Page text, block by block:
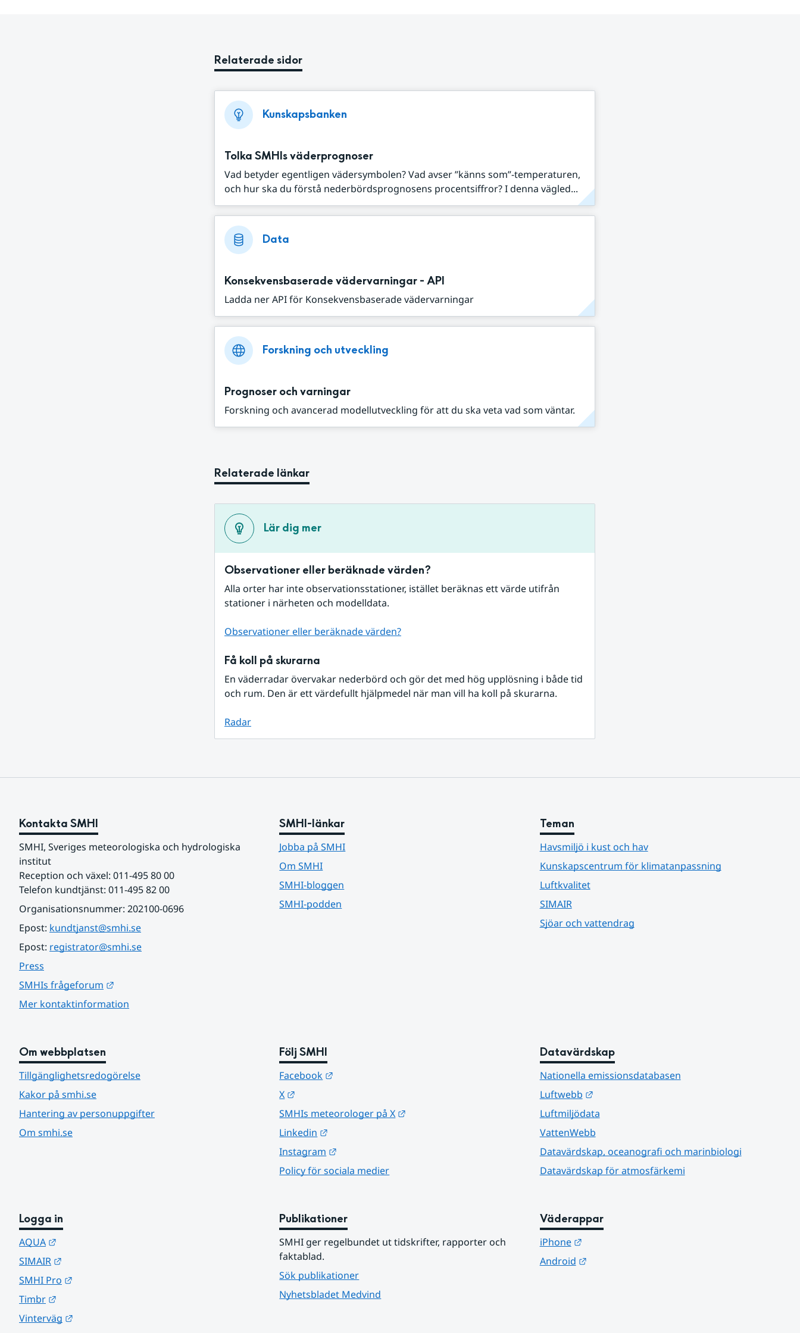
Relaterade sidor
Kunskapsbanken
Tolka SMHIs väderprognoser
Vad betyder egentligen vädersymbolen? Vad avser ”känns som”-temperaturen,
och hur ska du förstå nederbördsprognosens procentsiffror? I denna vägled...
Data
Konsekvensbaserade vädervarningar - API
Ladda ner API för Konsekvensbaserade vädervarningar
Forskning och utveckling
Prognoser och varningar
Forskning och avancerad modellutveckling för att du ska veta vad som väntar.
Relaterade länkar
Lär dig mer
Observationer eller beräknade värden?
Alla orter har inte observationsstationer, istället beräknas ett värde utifrån
stationer i närheten och modelldata.
Observationer eller beräknade värden?
Få koll på skurarna
En väderradar övervakar nederbörd och gör det med hög upplösning i både tid
och rum. Den är ett värdefullt hjälpmedel när man vill ha koll på skurarna.
Radar
Kontakta SMHI
SMHI, Sveriges meteorologiska och hydrologiska
institut
Reception och växel: 011-495 80 00
Telefon kundtjänst: 011-495 82 00
Organisationsnummer: 202100-0696
Epost: kundtjanst@smhi.se
Epost: registrator@smhi.se
Press
SMHIs frågeforum
Mer kontaktinformation
SMHI-länkar
Jobba på SMHI
Om SMHI
SMHI-bloggen
SMHI-podden
Teman
Havsmiljö i kust och hav
Kunskapscentrum för klimatanpassning
Luftkvalitet
SIMAIR
Sjöar och vattendrag
Om webbplatsen
Tillgänglighetsredogörelse
Kakor på smhi.se
Hantering av personuppgifter
Om smhi.se
Följ SMHI
Facebook
X
SMHIs meteorologer på X
Linkedin
Instagram
Policy för sociala medier
Datavärdskap
Nationella emissionsdatabasen
Luftwebb
Länk till annan webbplats.
Luftmiljödata
VattenWebb
Datavärdskap, oceanografi och marinbiologi
Datavärdskap för atmosfärkemi
Logga in
AQUA
SIMAIR
SMHI Pro
Timbr
Vinterväg
Publikationer
SMHI ger regelbundet ut tidskrifter, rapporter och
faktablad.
Sök publikationer
Nyhetsbladet Medvind
Väderappar
iPhone
Länk till annan webbplats.
Android
Länk till annan webbplats.